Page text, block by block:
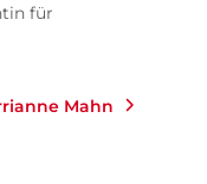
für
Mahn